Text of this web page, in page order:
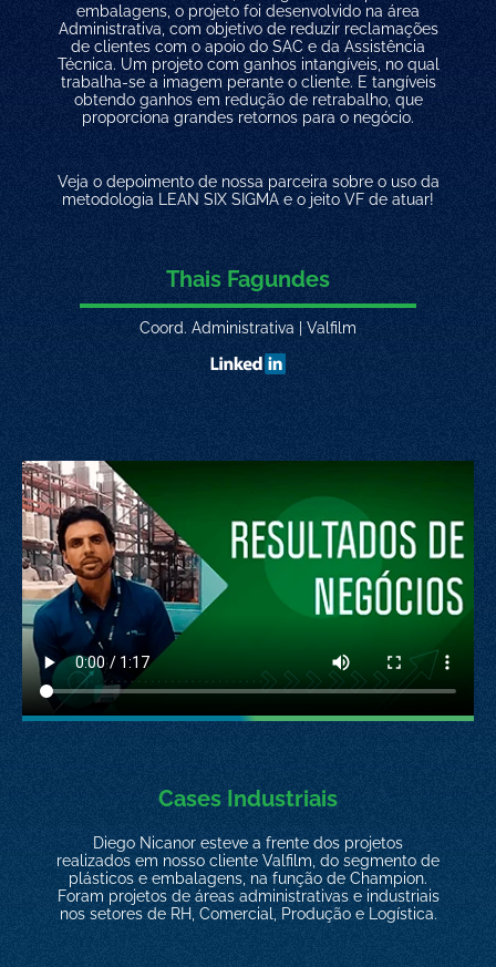
embalagens, o projeto foi desenvolvido na área
Administrativa, com objetivo de reduzir reclamações
de clientes com o apoio do SAC e da Assistência
Técnica. Um projeto com ganhos intangíveis, no qual
trabalha-se a imagem perante o cliente. E tangíveis
obtendo ganhos em redução de retrabalho, que
proporciona grandes retornos para o negócio.
Veja o depoimento de nossa parceira sobre o uso da
metodologia LEAN SIX SIGMA e o jeito VF de atuar!
Thais Fagundes
Coord. Administrativa | Valfilm
Cases Industriais
Diego Nicanor esteve a frente dos projetos
realizados em nosso cliente Valfilm, do segmento de
plásticos e embalagens, na função de Champion.
Foram projetos de áreas administrativas e industriais
nos setores de RH, Comercial, Produção e Logística.